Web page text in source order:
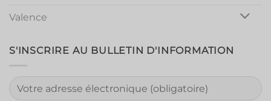
Valence
S'INSCRIRE AU BULLETIN D'INFORMATION